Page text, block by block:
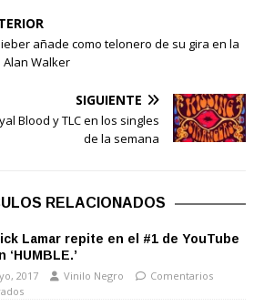
añade como telonero de su gira en la
Alan Walker
SIGUIENTE
Blood y TLC en los singles
de la semana
RELACIONADOS
Lamar repite en el #1 de YouTube
‘HUMBLE.’
2017 Vinilo Negro
Comentarios